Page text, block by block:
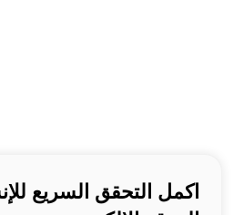
اكمل التحقق السريع